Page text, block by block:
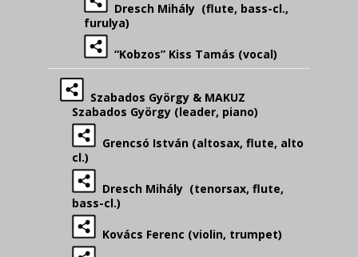
Dresch Mihály (flute, bass-cl.,
furulya)
“Kobzos” Kiss Tamás (vocal)
Szabados György & MAKUZ
Szabados György (leader, piano)
Grencsó István (altosax, flute, alto
cl.)
Dresch Mihály (tenorsax, flute,
bass-cl.)
Kovács Ferenc (violin, trumpet)